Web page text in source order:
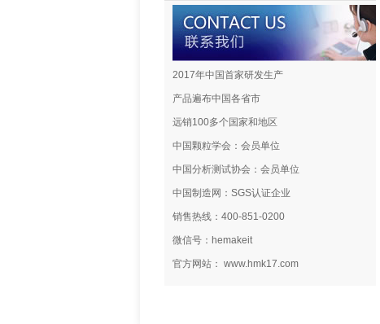
2017年中国首家研发生产
产品遍布中国各省市
远销100多个国家和地区
中国颗粒学会：会员单位
中国分析测试协会：会员单位
中国制造网：SGS认证企业
销售热线：400-851-0200
微信号：hemakeit
官方网站： www.hmk17.com